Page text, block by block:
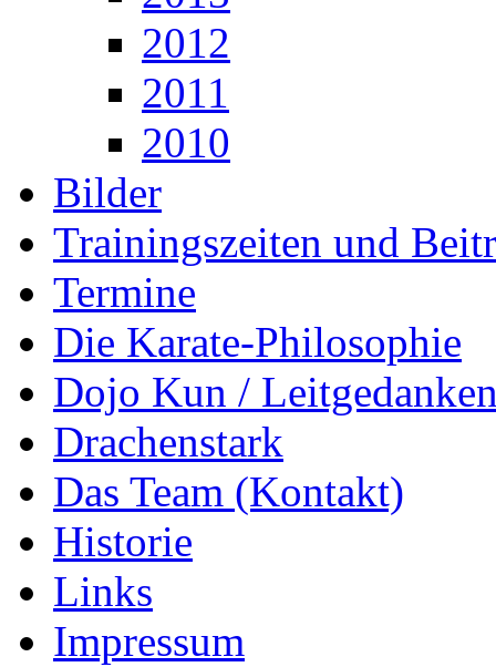
2012
2011
2010
Bilder
Trainingszeiten und
Termine
Die Karate-Philosophie
Dojo Kun /
Drachenstark
Das Team (Kontakt)
Historie
Links
Impressum